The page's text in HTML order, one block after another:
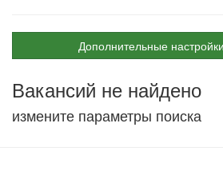
Дополнительные
Вакансий не найдено
измените параметры поиска